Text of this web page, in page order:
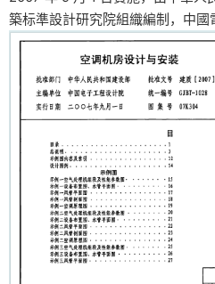
築标準設計研究院組織編制，中國